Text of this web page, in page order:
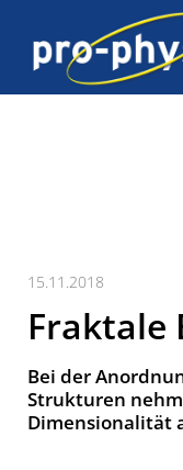
15.11.2018
Fraktale
Bei der
Strukturen
Dimen­sionalität